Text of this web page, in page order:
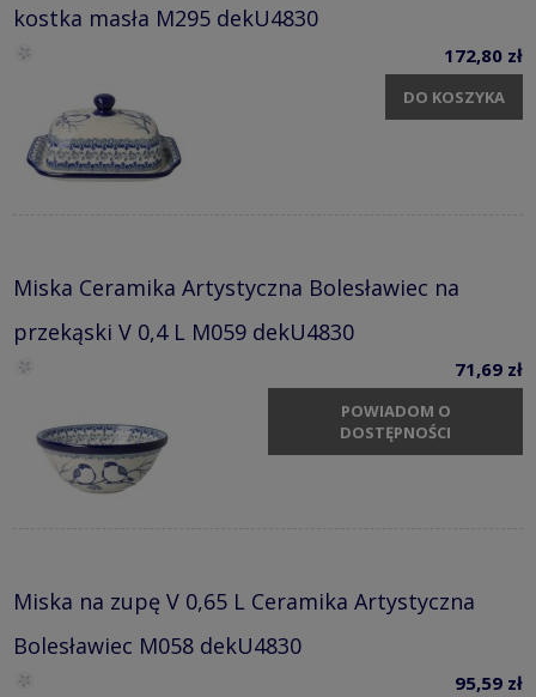
kostka masła M295 dekU4830
172,80 zł
DO KOSZYKA
Miska Ceramika Artystyczna Bolesławiec na
przekąski V 0,4 L M059 dekU4830
71,69 zł
POWIADOM O
DOSTĘPNOŚCI
Miska na zupę V 0,65 L Ceramika Artystyczna
Bolesławiec M058 dekU4830
95,59 zł